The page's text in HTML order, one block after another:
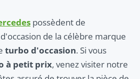
possèdent de
de la célèbre marque
turbo d'occasion. Si vous
à petit prix, venez visiter notre